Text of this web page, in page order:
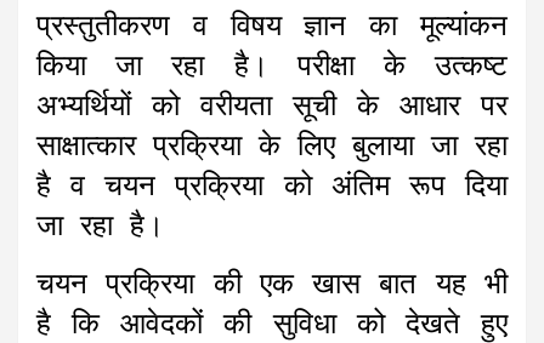
प्रस्तुतीकरण व विषय ज्ञान का मूल्यांकन
किया जा रहा है। परीक्षा के उत्कष्ट
अभ्यर्थियों को वरीयता सूची के आधार पर
साक्षात्कार प्रक्रिया के लिए बुलाया जा रहा
है व चयन प्रक्रिया को अंतिम रूप दिया
जा रहा है।
चयन प्रक्रिया की एक खास बात यह भी
है कि आवेदकों की सुविधा को देखते हुए